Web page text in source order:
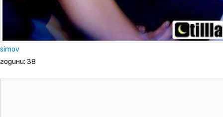
simov
години: 38